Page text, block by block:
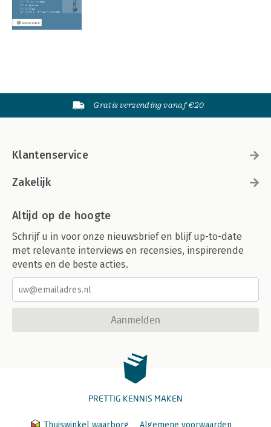
Gratis verzending vanaf €20
Klantenservice
Zakelijk
Altijd op de hoogte
Schrijf u in voor onze nieuwsbrief en blijf up-to-date
met relevante interviews en recensies, inspirerende
events en de beste acties.
Aanmelden
PRETTIG KENNIS MAKEN
Thuiswinkel waarborg Algemene voorwaarden